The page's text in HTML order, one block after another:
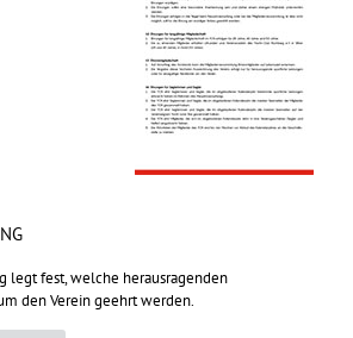
legt fest, welche herausragenden
den Verein geehrt werden.